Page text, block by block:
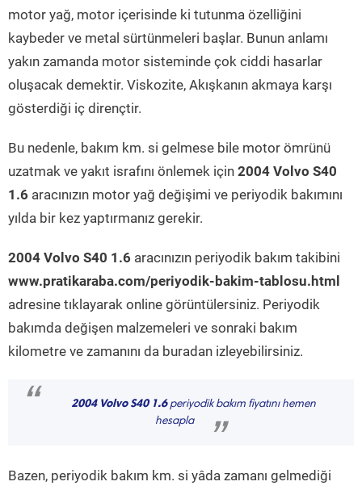
motor yağ, motor içerisinde ki tutunma özelliğini
kaybeder ve metal sürtünmeleri başlar. Bunun anlamı
yakın zamanda motor sisteminde çok ciddi hasarlar
oluşacak demektir. Viskozite, Akışkanın akmaya karşı
gösterdiği iç dirençtir.
Bu nedenle, bakım km. si gelmese bile motor ömrünü
uzatmak ve yakıt israfını önlemek için 2004 Volvo S40
1.6 aracınızın motor yağ değişimi ve periyodik bakımını
yılda bir kez yaptırmanız gerekir.
2004 Volvo S40 1.6 aracınızın periyodik bakım takibini
www.pratikaraba.com/periyodik-bakim-tablosu.html
adresine tıklayarak online görüntülersiniz. Periyodik
bakımda değişen malzemeleri ve sonraki bakım
kilometre ve zamanını da buradan izleyebilirsiniz.
“ 2004 Volvo S40 1.6periyodik bakım fiyatını hemen
hesapla
”
Bazen, periyodik bakım km. si yâda zamanı gelmediği